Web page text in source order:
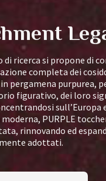
ricerca si propone di
completa dei
pergamena purpurea,
figurativo, dei loro
sull’Europa
PURPLE
rinnovando ed
adottati.